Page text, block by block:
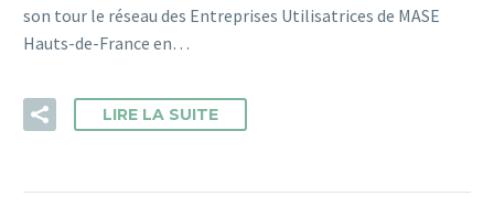
son tour le réseau des Entreprises Utilisatrices de MASE
Hauts-de-France en…
LIRE LA SUITE